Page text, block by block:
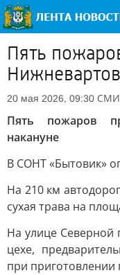
Пять
20 мая 2026, 09:30 СМИ
Пять пожаров
накануне
В СОНТ «Бытовик»
На 210 км
сухая трава на
На улице Северной
цехе,
при